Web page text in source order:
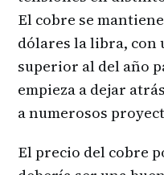
El cobre se
dólares la libra, con
superior al del año
empieza a dejar
a numerosos
El precio del cobre